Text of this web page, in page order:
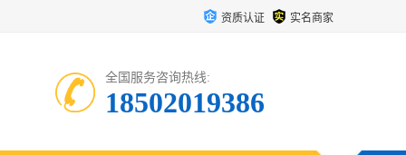
资质认证 实名商家
全国服务咨询热线:
18502019386